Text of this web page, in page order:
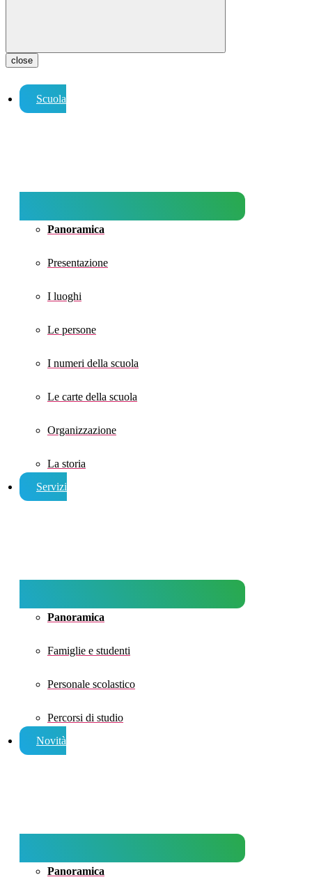
close
Scuola
Panoramica
Presentazione
I luoghi
Le persone
I numeri della scuola
Le carte della scuola
Organizzazione
La storia
Servizi
Panoramica
Famiglie e studenti
Personale scolastico
Percorsi di studio
Novità
Panoramica